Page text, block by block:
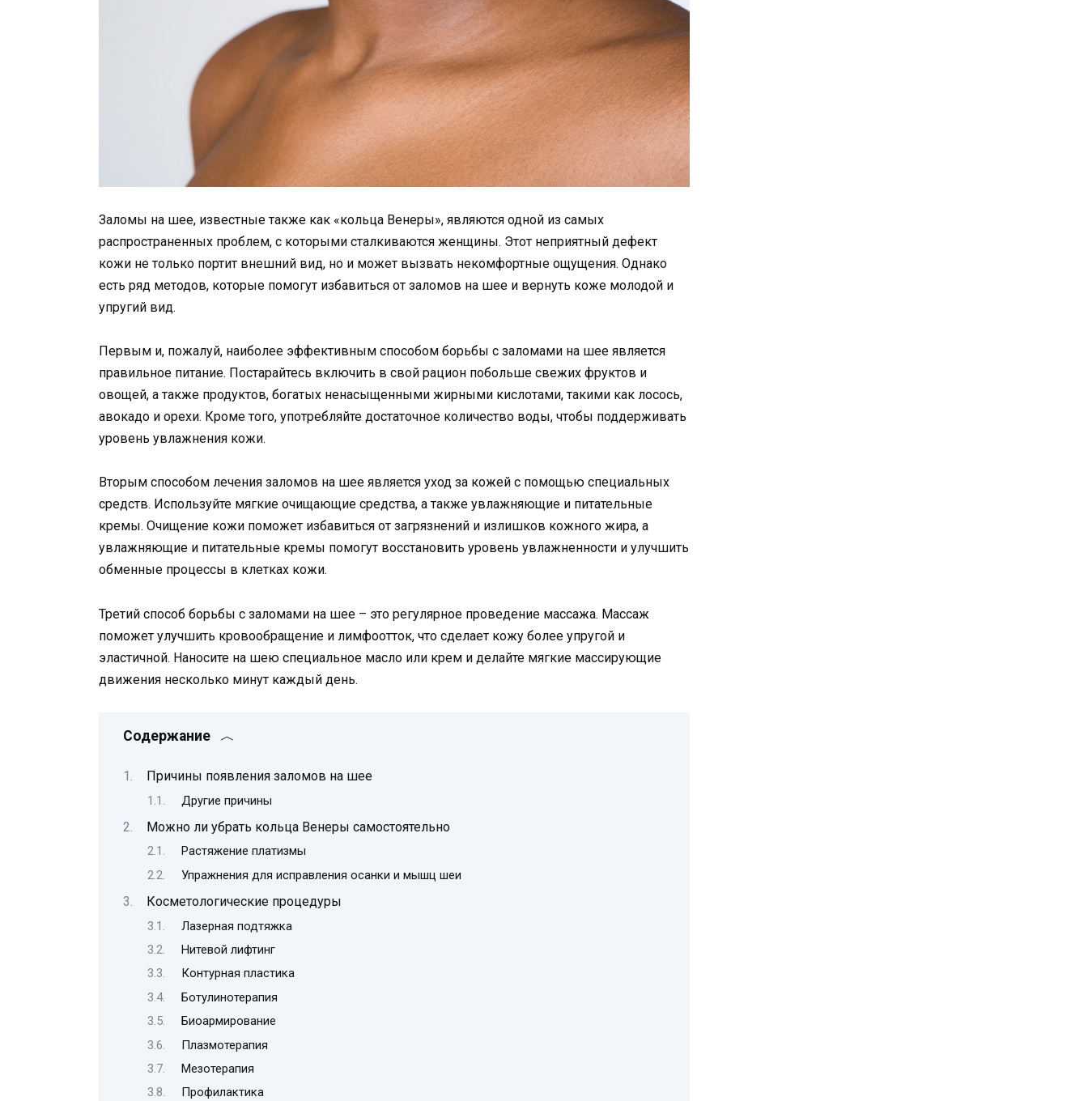
Заломы на шее, известные также как «кольца Венеры», являются одной из самых
распространенных проблем, с которыми сталкиваются женщины. Этот неприятный дефект
кожи не только портит внешний вид, но и может вызвать некомфортные ощущения. Однако
есть ряд методов, которые помогут избавиться от заломов на шее и вернуть коже молодой и
упругий вид.
Первым и, пожалуй, наиболее эффективным способом борьбы с заломами на шее является
правильное питание. Постарайтесь включить в свой рацион побольше свежих фруктов и
овощей, а также продуктов, богатых ненасыщенными жирными кислотами, такими как лосось,
авокадо и орехи. Кроме того, употребляйте достаточное количество воды, чтобы поддерживать
уровень увлажнения кожи.
Вторым способом лечения заломов на шее является уход за кожей с помощью специальных
средств. Используйте мягкие очищающие средства, а также увлажняющие и питательные
кремы. Очищение кожи поможет избавиться от загрязнений и излишков кожного жира, а
увлажняющие и питательные кремы помогут восстановить уровень увлажненности и улучшить
обменные процессы в клетках кожи.
Третий способ борьбы с заломами на шее – это регулярное проведение массажа. Массаж
поможет улучшить кровообращение и лимфоотток, что сделает кожу более упругой и
эластичной. Наносите на шею специальное масло или крем и делайте мягкие массирующие
движения несколько минут каждый день.
Содержание
Причины появления заломов на шее
Другие причины
Можно ли убрать кольца Венеры самостоятельно
Растяжение платизмы
Упражнения для исправления осанки и мышц шеи
Косметологические процедуры
Лазерная подтяжка
Нитевой лифтинг
Контурная пластика
Ботулинотерапия
Биоармирование
Плазмотерапия
Мезотерапия
Профилактика